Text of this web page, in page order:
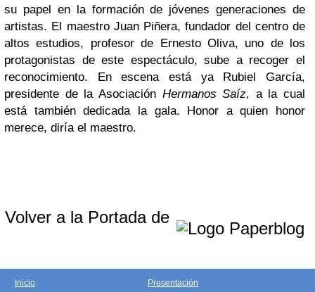
su papel en la formación de jóvenes generaciones de
artistas. El maestro Juan Piñera, fundador del centro de
altos estudios, profesor de Ernesto Oliva, uno de los
protagonistas de este espectáculo, sube a recoger el
reconocimiento. En escena está ya Rubiel García,
presidente de la Asociación Hermanos Saíz, a la cual
está también dedicada la gala. Honor a quien honor
merece, diría el maestro.
Volver a la Portada de
Inicio
Presentación